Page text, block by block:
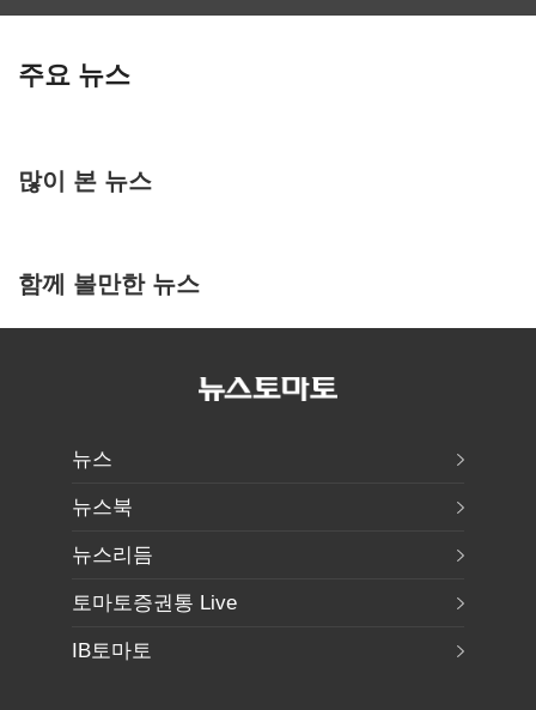
주요 뉴스
많이 본 뉴스
함께 볼만한 뉴스
뉴스
뉴스북
뉴스리듬
토마토증권통 Live
IB토마토